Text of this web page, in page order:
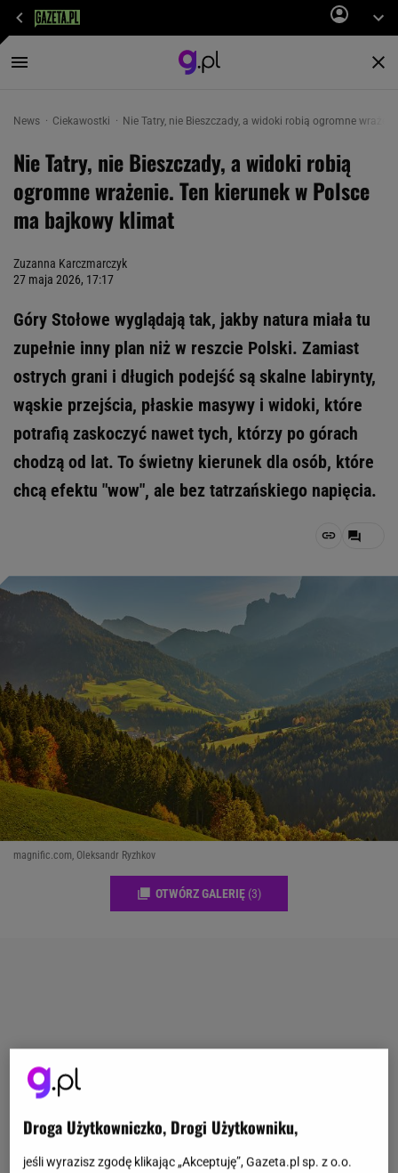
News Ciekawostki Nie Tatry, nie Bieszczady, a widoki robią ogromne
Nie Tatry, nie Bieszczady, a widoki robią
ogromne wrażenie. Ten kierunek w Polsce
ma bajkowy klimat
Zuzanna Karczmarczyk
27 maja 2026, 17:17
Góry Stołowe wyglądają tak, jakby natura miała tu
zupełnie inny plan niż w reszcie Polski. Zamiast
ostrych grani i długich podejść są skalne labirynty,
wąskie przejścia, płaskie masywy i widoki, które
potrafią zaskoczyć nawet tych, którzy po górach
chodzą od lat. To świetny kierunek dla osób, które
chcą efektu "wow", ale bez tatrzańskiego napięcia.
magnific.com, Oleksandr Ryzhkov
OTWÓRZ GALERIĘ (3)
Droga Użytkowniczko, Drogi Użytkowniku,
jeśli wyrazisz zgodę klikając „Akceptuję”, Gazeta.pl sp. z o.o.